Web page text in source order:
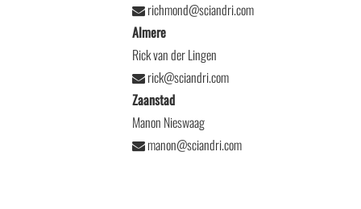
richmond@sciandri.com
Almere
Rick van der Lingen
rick@sciandri.com
Zaanstad
Manon Nieswaag
manon@sciandri.com